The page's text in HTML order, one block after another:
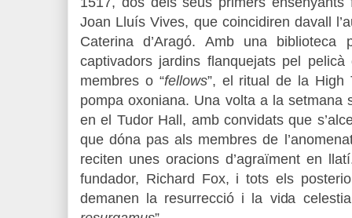
Joan Lluís Vives, que coincidiren davall
Caterina d’Aragó. Amb una biblioteca
captivadors jardins flanquejats pel
membres o “fellows”, el ritual de la High
pompa oxoniana. Una volta a la setmana
en el Tudor Hall, amb convidats que
que dóna pas als membres de
reciten unes oracions d’agraïment en
fundador, Richard Fox, i tots els
demanen la resurrecció i la vida